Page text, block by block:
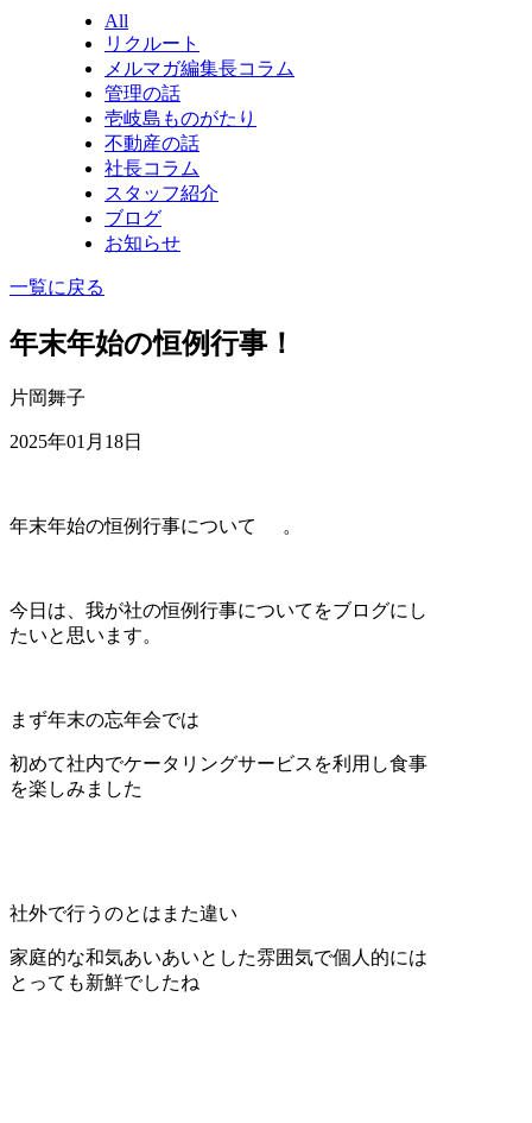
All
リクルート
メルマガ編集長コラム
管理の話
壱岐島ものがたり
不動産の話
社長コラム
スタッフ紹介
ブログ
お知らせ
一覧に戻る
年末年始の恒例行事！
片岡舞子
2025年01月18日
年末年始の恒例行事について 。
今日は、我が社の恒例行事についてをブログにし
たいと思います。
まず年末の忘年会では
初めて社内でケータリングサービスを利用し食事
を楽しみました
社外で行うのとはまた違い
家庭的な和気あいあいとした雰囲気で個人的には
とっても新鮮でしたね